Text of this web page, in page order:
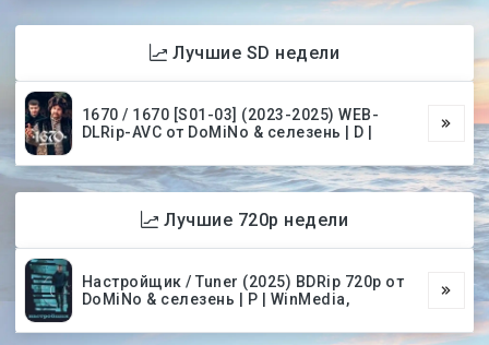
Лучшие SD недели
1670 / 1670 [S01-03] (2023-2025) WEB-
DLRip-AVC от DoMiNo & селезень | D |
Лучшие 720p недели
Настройщик / Tuner (2025) BDRip 720p от
DoMiNo & селезень | P | WinMedia,